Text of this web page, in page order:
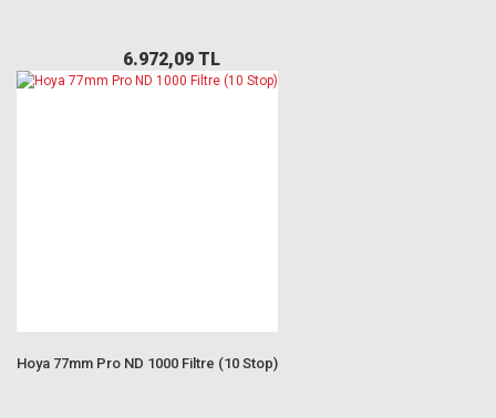
6.972,09 TL
Hoya 77mm Pro ND 1000 Filtre (10 Stop)